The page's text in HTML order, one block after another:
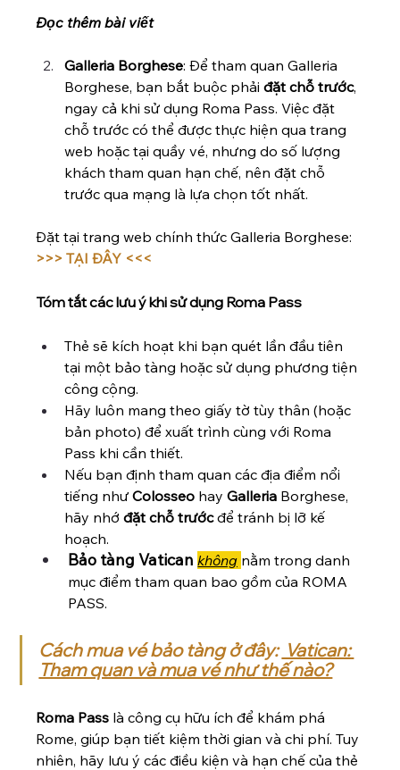
Đọc thêm bài viết
Galleria Borghese: Để tham quan Galleria
Borghese, bạn bắt buộc phải đặt chỗ trước,
ngay cả khi sử dụng Roma Pass. Việc đặt
chỗ trước có thể được thực hiện qua trang
web hoặc tại quầy vé, nhưng do số lượng
khách tham quan hạn chế, nên đặt chỗ
trước qua mạng là lựa chọn tốt nhất.
Đặt tại trang web chính thức Galleria Borghese:
>>> TẠI ĐÂY <<<
Tóm tắt các lưu ý khi sử dụng Roma Pass
Thẻ sẽ kích hoạt khi bạn quét lần đầu tiên
tại một bảo tàng hoặc sử dụng phương tiện
công cộng.
Hãy luôn mang theo giấy tờ tùy thân (hoặc
bản photo) để xuất trình cùng với Roma
Pass khi cần thiết.
Nếu bạn định tham quan các địa điểm nổi
tiếng như Colosseo hay Galleria Borghese,
hãy nhớ đặt chỗ trước để tránh bị lỡ kế
hoạch.
Bảo tàng Vatican không nằm trong danh
mục điểm tham quan bao gồm của ROMA
PASS.
Cách mua vé bảo tàng ở đây: Vatican:
Tham quan và mua vé như thế nào?
Roma Pass là công cụ hữu ích để khám phá
Rome, giúp bạn tiết kiệm thời gian và chi phí. Tuy
nhiên, hãy lưu ý các điều kiện và hạn chế của thẻ